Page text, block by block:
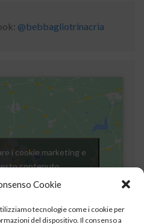
Cookie
tecnologie come i cookie per
del dispositivo. Il consenso a
@bebbagliotrinacria
i cookie marketing e
contenuto